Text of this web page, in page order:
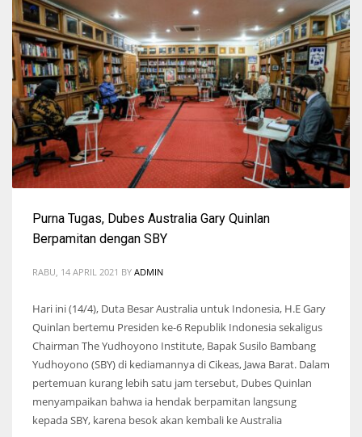
Purna Tugas, Dubes Australia Gary Quinlan
Berpamitan dengan SBY
RABU, 14 APRIL 2021 BY ADMIN
Hari ini (14/4), Duta Besar Australia untuk Indonesia, H.E Gary
Quinlan bertemu Presiden ke-6 Republik Indonesia sekaligus
Chairman The Yudhoyono Institute, Bapak Susilo Bambang
Yudhoyono (SBY) di kediamannya di Cikeas, Jawa Barat. Dalam
pertemuan kurang lebih satu jam tersebut, Dubes Quinlan
menyampaikan bahwa ia hendak berpamitan langsung
kepada SBY, karena besok akan kembali ke Australia